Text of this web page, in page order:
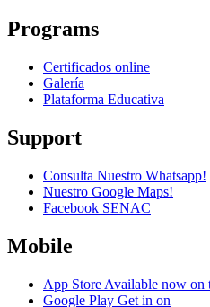
Programs
Certificados online
Galería
Plataforma Educativa
Support
Consulta Nuestro Whatsapp!
Nuestro Google Maps!
Facebook SENAC
Mobile
App Store Available now on
Google Play Get in on